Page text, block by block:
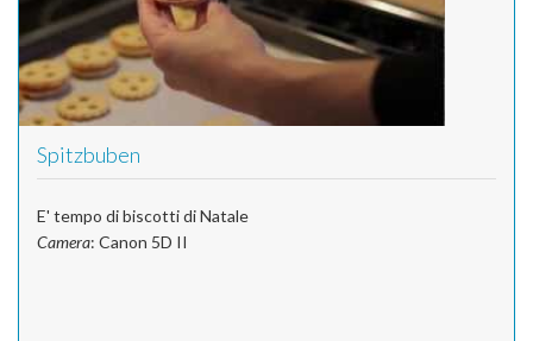
Spitzbuben
E' tempo di biscotti di Natale
Camera: Canon 5D II